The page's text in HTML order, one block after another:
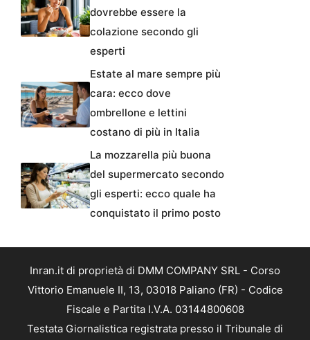
dovrebbe essere la
colazione secondo gli
esperti
Estate al mare sempre più
cara: ecco dove
ombrellone e lettini
costano di più in Italia
La mozzarella più buona
del supermercato secondo
gli esperti: ecco quale ha
conquistato il primo posto
Inran.it di proprietà di DMM COMPANY SRL - Corso
Vittorio Emanuele II, 13, 03018 Paliano (FR) - Codice
Fiscale e Partita I.V.A. 03144800608
Testata Giornalistica registrata presso il Tribunale di